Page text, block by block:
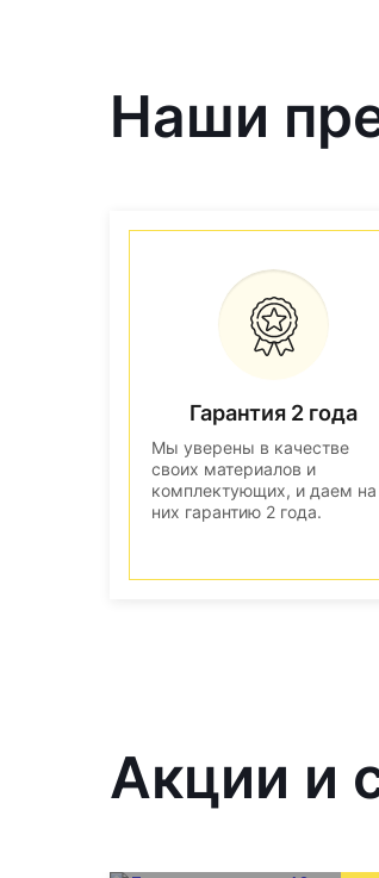
Наши
Гарантия 2 года
Мы уверены в качестве
своих материалов и
комплектующих, и даем на
них гарантию 2 года.
Акции и